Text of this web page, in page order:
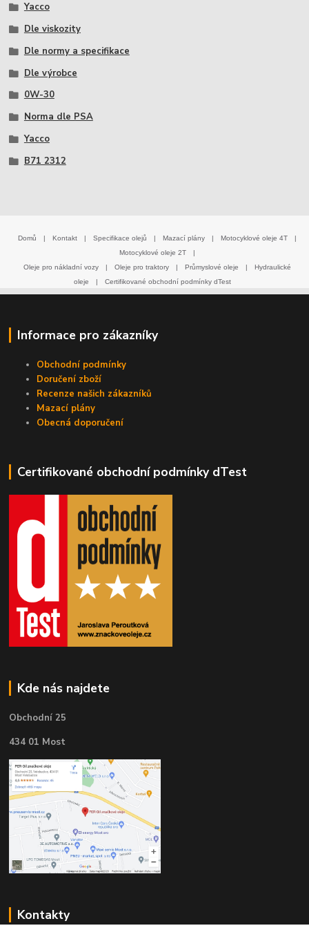
Yacco
Dle viskozity
Dle normy a specifikace
Dle výrobce
0W-30
Norma dle PSA
Yacco
B71 2312
Domů | Kontakt | Specifikace olejů | Mazací plány | Motocyklové oleje 4T
|
Motocyklové oleje 2T
|
Oleje pro nákladní vozy
| Oleje pro traktory | Průmyslové oleje |
Hydraulické
oleje
| Certifikované obchodní podmínky dTest
Informace pro zákazníky
Obchodní podmínky
Doručení zboží
Recenze našich zákazníků
Mazací plány
Obecná doporučení
Certifikované obchodní podmínky dTest
Kde nás najdete
Obchodní 25
434 01 Most
Kontakty